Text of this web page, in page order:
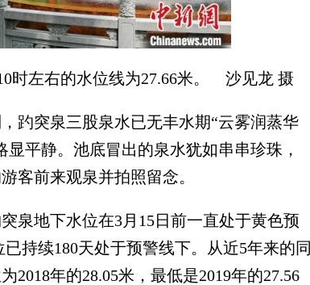
时左右的水位线为27.66米。 沙见龙 摄
突泉三股泉水已无丰水期“云雾润蒸华
平静。池底冒出的泉水犹如串串珍珠，
客前来观泉并拍照留念。
地下水位在3月15日前一直处于黄色预
持续180天处于预警线下。从近5年来的同
2018年的28.05米，最低是2019年的27.56